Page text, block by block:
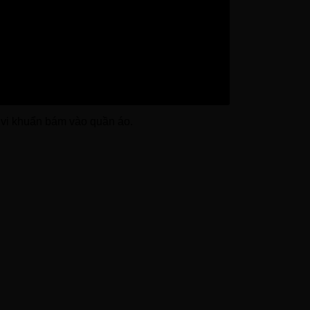
hòa tan bột giặt nhanh hơn, giặt sạch hơn,
quần áo, đồng thời giúp bột giặt thẩm thấu